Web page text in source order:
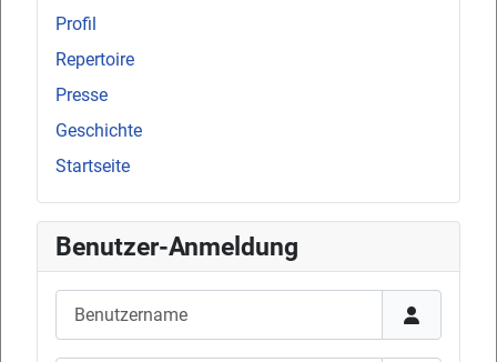
Profil
Repertoire
Presse
Geschichte
Startseite
Benutzer-Anmeldung